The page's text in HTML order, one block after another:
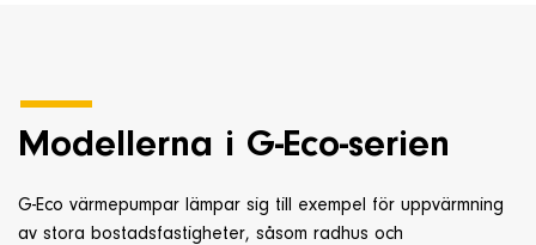
Modellerna i G-Eco-serien
G-Eco värmepumpar lämpar sig till exempel för uppvärmning
av stora bostadsfastigheter, såsom radhus och